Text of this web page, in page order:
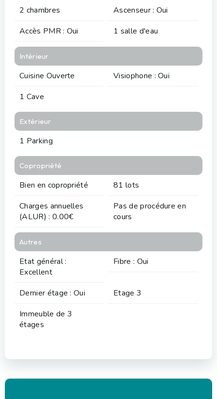
2 chambres
Ascenseur : Oui
Accès PMR : Oui
1 salle d'eau
Intérieur
Cuisine Ouverte
Visiophone : Oui
1 Cave
Extérieur
1 Parking
Copropriété
Bien en copropriété
81 lots
Charges annuelles
(ALUR) : 0.00€
Pas de procédure en
cours
Autres
Etat général :
Excellent
Fibre : Oui
Dernier étage : Oui
Etage 3
Immeuble de 3
étages